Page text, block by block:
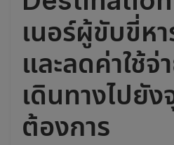
เนอร์ผู้ขับขี่หา
และลดค่าใช้จ่
เดินทางไปยั
ต้องการ